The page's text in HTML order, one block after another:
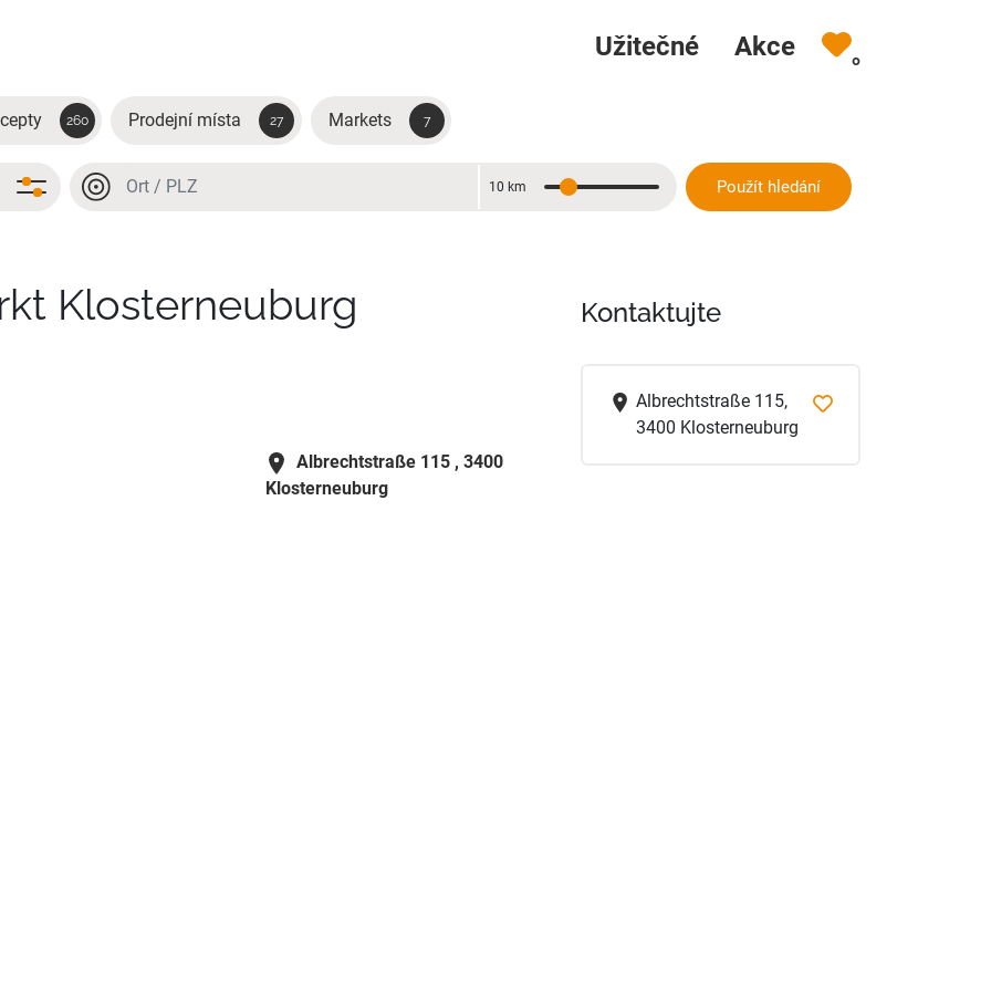
Užitečné Akce 0
260 Prodejní místa 27 Markets 7
Místo nebo PSČ
Vzdálenost
10 km Použít hledání
Klosterneuburg
Albrechtstraße 115 , 3400
Klosterneuburg
Kontaktujte
Albrechtstraße 115,
3400 Klosterneuburg